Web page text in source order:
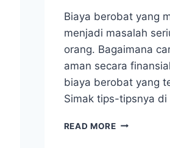
Biaya berobat yang
menjadi masalah
orang. Bagaimana
aman secara
biaya berobat yang
Simak tips-tipsnya di
READ MOREBIAYA